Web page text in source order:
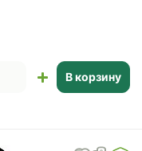
В корзину